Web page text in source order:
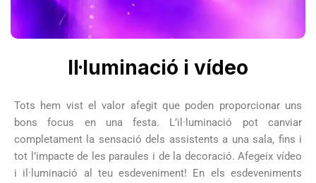
Il·luminació i vídeo
Tots hem vist el valor afegit que poden proporcionar uns
bons focus en una festa. L’il·luminació pot canviar
completament la sensació dels assistents a una sala, fins i
tot l’impacte de les paraules i de la decoració. Afegeix vídeo
i il·luminació al teu esdeveniment! En els esdeveniments